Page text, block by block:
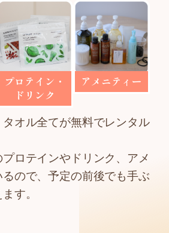
プロテイン・
ドリンク
アメニティー
タオル全てが無料でレンタル
ロテインやドリンク、アメ
ので、予定の前後でも手ぶ
す。